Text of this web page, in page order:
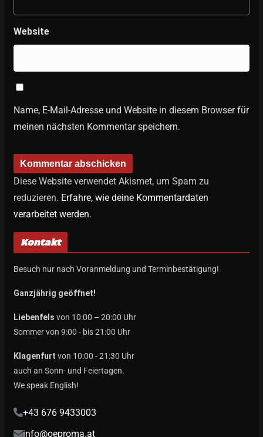
Website
Name, E-Mail-Adresse und Website in diesem Browser für
meinen nächsten Kommentar speichern.
Diese Website verwendet Akismet, um Spam zu
reduzieren. Erfahre, wie deine Kommentardaten
verarbeitet werden.
Kontakt
Besuch nur nach Voranmeldung und Terminbestätigung!
Ganzjährig geöffnet!
Liebenfels von 10:00 – 20:00 Uhr
Sommer von 9:00 - bis 21:00 Uhr
Klagenfurt von 10:00 - 21:30 Uhr
auch an Sonn- und Feiertagen.
We speak English!
+43 676 9433003
info@oeproma.at